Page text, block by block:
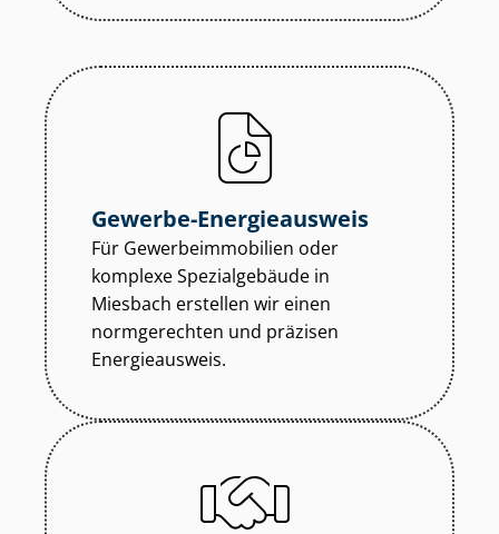
Gewerbe-Energieausweis
Für Ge­wer­be­im­mo­bi­li­en oder
komplexe Spezialgebäude in
Miesbach erstellen wir einen
normgerechten und präzisen
Energieausweis.